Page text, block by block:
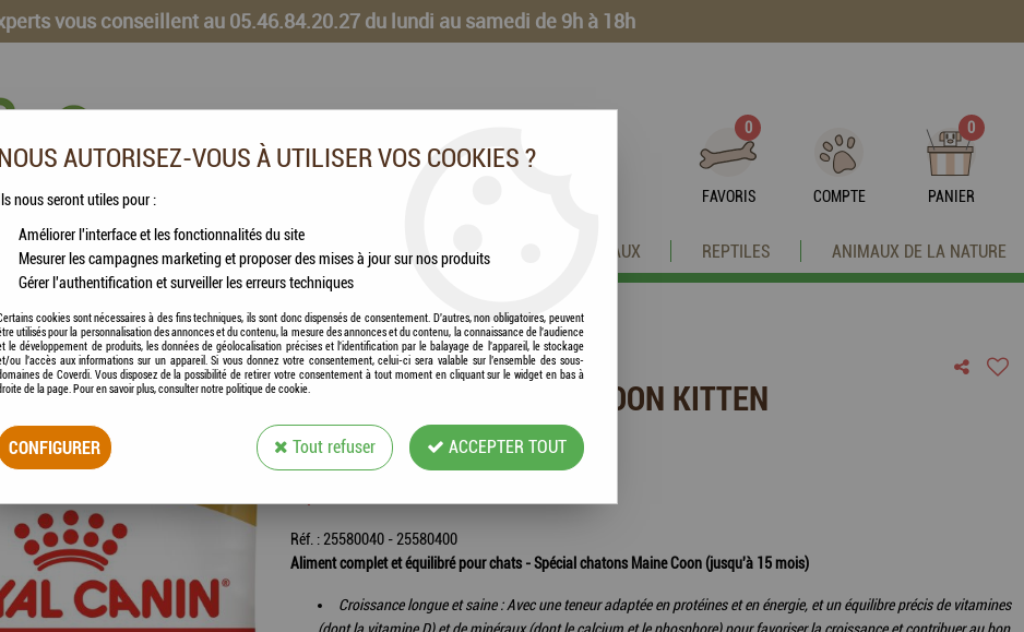
vous conseillent au 05.46.84.20.27 du lundi au samedi de 9h à 18h
0
FAVORIS COMPTE
0
PANIER
CHEVAUX VOLAILLES ANIMAUX DE LA FERME OISEAUX REPTILES ANIMAUX DE LA NATURE
ROYAL CANIN - MAINE COON KITTEN
Soyez le premier à donner votre avis !
Réf. :25580040 - 25580400
Aliment complet et équilibré pour chats - Spécial chatons Maine Coon (jusqu'à 15 mois)
Croissance longue et saine : Avec une teneur adaptée en protéines et en énergie, et un équilibre précis de vitamines
AUTORISEZ-VOUS À UTILISER VOS COOKIES ?
Ils nous seront utiles pour :
Améliorer l'interface et les fonctionnalités du site
Mesurer les campagnes marketing et proposer des mises à jour sur nos produits
Gérer l'authentification et surveiller les erreurs techniques
cookies sont nécessaires à des fins techniques, ils sont donc dispensés de consentement. D'autres, non obligatoires, peuvent
utilisés pour la personnalisation des annonces et du contenu, la mesure des annonces et du contenu, la connaissance de l'audience
le développement de produits, les données de géolocalisation précises et l'identification par le balayage de l'appareil, le stockage
ou l'accès aux informations sur un appareil. Si vous donnez votre consentement, celui-ci sera valable sur l’ensemble des sous-
de Coverdi. Vous disposez de la possibilité de retirer votre consentement à tout moment en cliquant sur le widget en bas à
de la page. Pour en savoir plus, consulter notre politique de cookie.
CONFIGURER Tout refuser ACCEPTER TOUT